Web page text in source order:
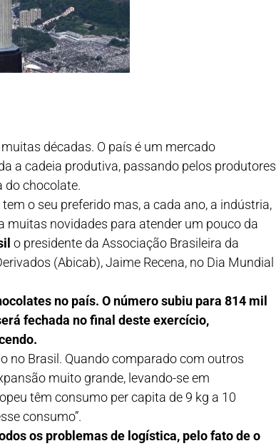
décadas. O país é um mercado
a cadeia produtiva, passando pelos produtores
do chocolate.
o seu preferido mas, a cada ano, a indústria,
muitas novidades para atender um pouco da
o presidente da Associação Brasileira da
(Abicab), Jaime Recena, no Dia Mundial
no país. O número subiu para 814 mil
fechada no final deste exercício,
no Brasil. Quando comparado com outros
muito grande, levando-se em
têm consumo per capita de 9 kg a 10
consumo”.
os problemas de logística, pelo fato de o